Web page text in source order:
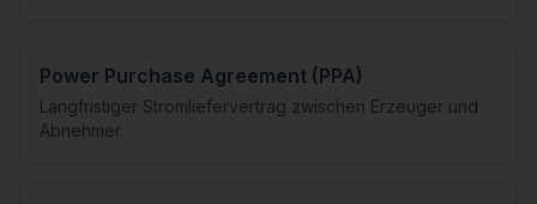
Power Purchase Agreement (PPA)
Langfristiger Stromliefervertrag zwischen Erzeuger und
Abnehmer.